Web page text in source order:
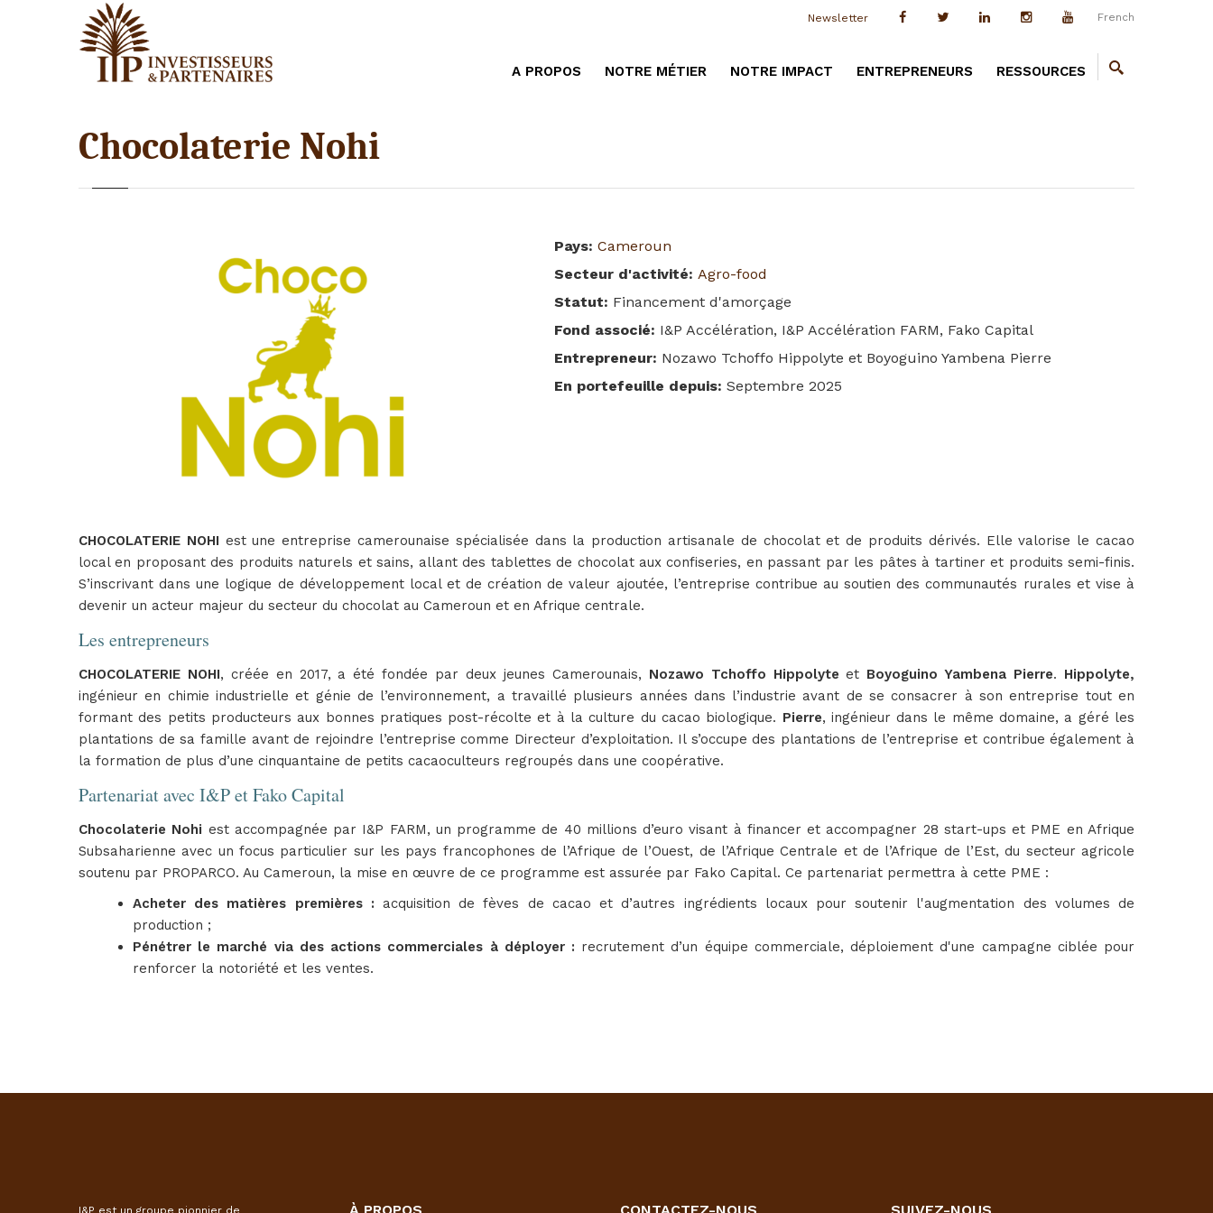
French
Newsletter
A PROPOS NOTRE MÉTIER NOTRE IMPACT ENTREPRENEURS RESSOURCES
Chocolaterie Nohi
Pays: Cameroun
Secteur d'activité: Agro-food
Statut: Financement d'amorçage
Fond associé: I&P Accélération, I&P Accélération FARM, Fako Capital
Entrepreneur: Nozawo Tchoffo Hippolyte et Boyoguino Yambena Pierre
En portefeuille depuis: Septembre 2025
CHOCOLATERIE NOHI est une entreprise camerounaise spécialisée dans la production artisanale de chocolat et de produits dérivés. Elle valorise le cacao
local en proposant des produits naturels et sains, allant des tablettes de chocolat aux confiseries, en passant par les pâtes à tartiner et produits semi-finis.
S’inscrivant dans une logique de développement local et de création de valeur ajoutée, l’entreprise contribue au soutien des communautés rurales et vise à
devenir un acteur majeur du secteur du chocolat au Cameroun et en Afrique centrale.
Les entrepreneurs
CHOCOLATERIE NOHI, créée en 2017, a été fondée par deux jeunes Camerounais, Nozawo Tchoffo Hippolyte et Boyoguino Yambena Pierre. Hippolyte,
ingénieur en chimie industrielle et génie de l’environnement, a travaillé plusieurs années dans l’industrie avant de se consacrer à son entreprise tout en
formant des petits producteurs aux bonnes pratiques post-récolte et à la culture du cacao biologique. Pierre, ingénieur dans le même domaine, a géré les
plantations de sa famille avant de rejoindre l’entreprise comme Directeur d’exploitation. Il s’occupe des plantations de l’entreprise et contribue également à
la formation de plus d’une cinquantaine de petits cacaoculteurs regroupés dans une coopérative.
Partenariat avec I&P et Fako Capital
Chocolaterie Nohi est accompagnée par I&P FARM, un programme de 40 millions d’euro visant à financer et accompagner 28 start-ups et PME en Afrique
Subsaharienne avec un focus particulier sur les pays francophones de l’Afrique de l’Ouest, de l’Afrique Centrale et de l’Afrique de l’Est, du secteur agricole
soutenu par PROPARCO. Au Cameroun, la mise en œuvre de ce programme est assurée par Fako Capital. Ce partenariat permettra à cette PME :
Acheter des matières premières : acquisition de fèves de cacao et d’autres ingrédients locaux pour soutenir l'augmentation des volumes de
production ;
Pénétrer le marché via des actions commerciales à déployer : recrutement d’un équipe commerciale, déploiement d'une campagne ciblée pour
renforcer la notoriété et les ventes.
I&P est un groupe pionnier de